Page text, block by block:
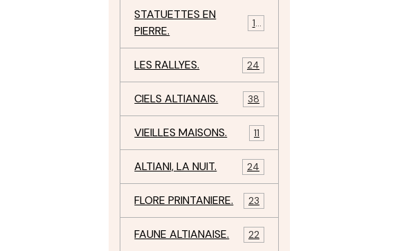
STATUETTES EN
PIERRE.
17
LES RALLYES. 24
CIELS ALTIANAIS. 38
VIEILLES MAISONS. 11
ALTIANI, LA NUIT. 24
FLORE PRINTANIERE. 23
FAUNE ALTIANAISE. 22